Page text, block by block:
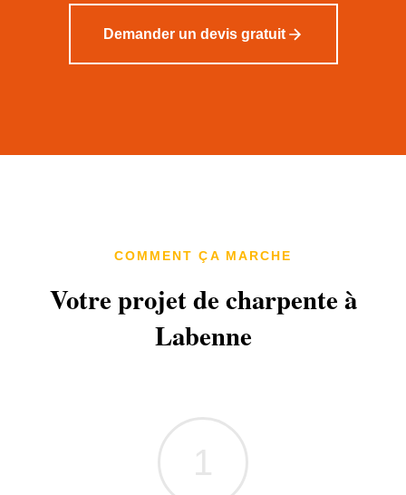
Demander un devis gratuit
COMMENT ÇA MARCHE
Votre projet de charpente à
Labenne
1